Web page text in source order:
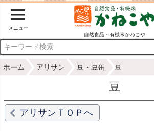
メニュー
自然食品・有機米かねこや
ホーム アリサン 豆・豆缶 豆
豆
アリサンＴＯＰへ